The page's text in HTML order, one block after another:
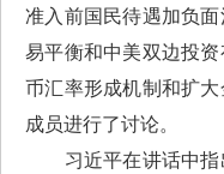
准入前国民待遇加负
易平衡和中美双边投
币汇率形成机制和扩
成员进行了讨论。
习近平在讲话中指